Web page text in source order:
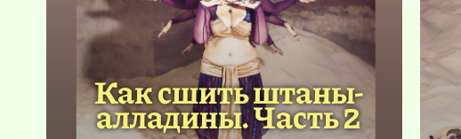
Как сшить штаны-
алладины. Часть 2